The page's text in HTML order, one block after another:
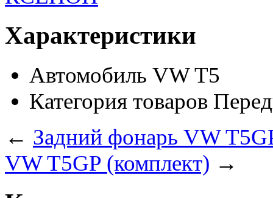
Характеристики
Автомобиль VW T5
Категория товаров
← Задний фонарь VW
VW T5GP (комплект) →